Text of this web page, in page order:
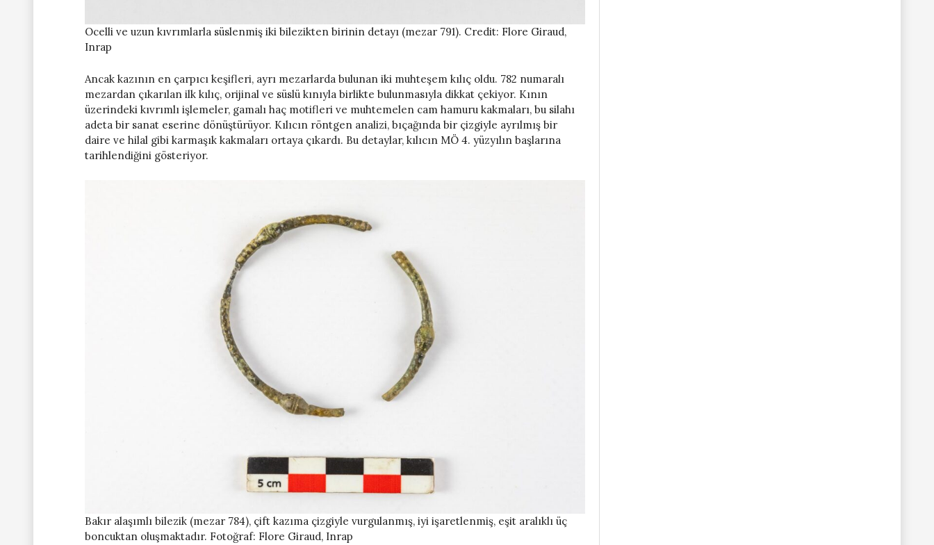
Ocelli ve uzun kıvrımlarla süslenmiş iki bilezikten birinin detayı (mezar 791). Credit: Flore Giraud,
Inrap
Ancak kazının en çarpıcı keşifleri, ayrı mezarlarda bulunan iki muhteşem kılıç oldu. 782 numaralı
mezardan çıkarılan ilk kılıç, orijinal ve süslü kınıyla birlikte bulunmasıyla dikkat çekiyor. Kının
üzerindeki kıvrımlı işlemeler, gamalı haç motifleri ve muhtemelen cam hamuru kakmaları, bu silahı
adeta bir sanat eserine dönüştürüyor. Kılıcın röntgen analizi, bıçağında bir çizgiyle ayrılmış bir
daire ve hilal gibi karmaşık kakmaları ortaya çıkardı. Bu detaylar, kılıcın MÖ 4. yüzyılın başlarına
tarihlendiğini gösteriyor.
Bakır alaşımlı bilezik (mezar 784), çift kazıma çizgiyle vurgulanmış, iyi işaretlenmiş, eşit aralıklı üç
boncuktan oluşmaktadır. Fotoğraf: Flore Giraud, Inrap